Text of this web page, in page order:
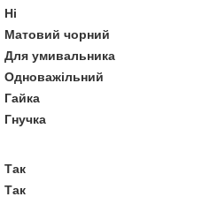
Ні
Матовий чорний
Для умивальника
Одноважільний
Гайка
Гнучка
Так
Так